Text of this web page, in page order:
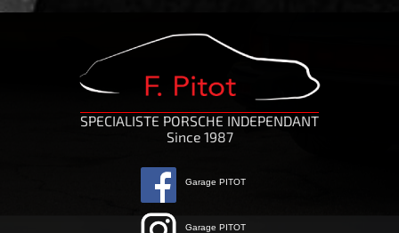
SPECIALISTE PORSCHE INDEPENDANT
Since 1987
Garage PITOT
Garage PITOT